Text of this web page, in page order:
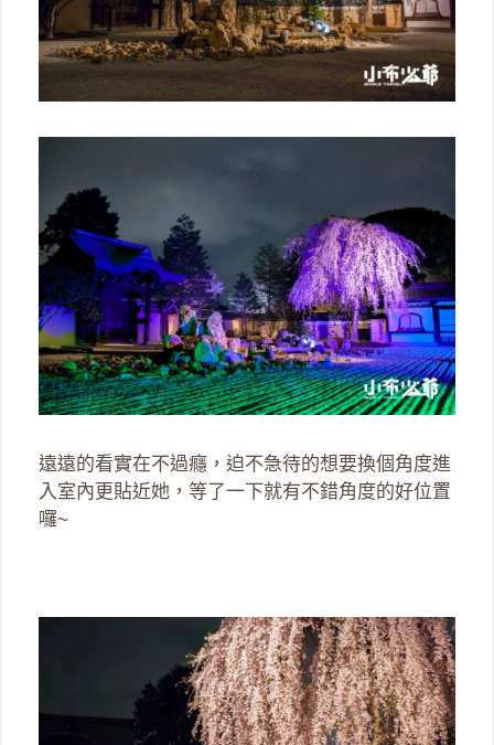
遠遠的看實在不過癮，迫不急待的想要換個角度進
入室內更貼近她，等了一下就有不錯角度的好位置
囉~